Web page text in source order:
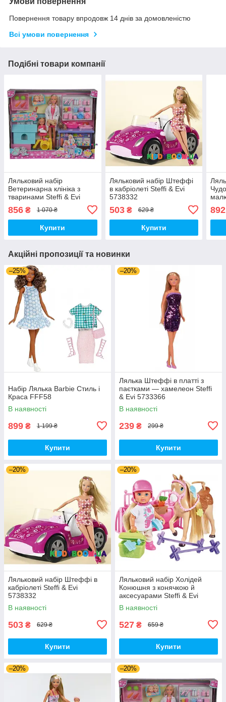
Повернення товару впродовж 14 днів за домовленістю
Всі умови повернення
Подібні товари компанії
Ляльковий набір
Ветеринарна клініка з
тваринами Steffi & Evi
856 ₴ 1 070 ₴
Купити
Ляльковий набір Штеффі
в кабріолеті Steffi & Evi
5738332
503₴ 629 ₴
Купити
892
Акційні пропозиції та новинки
–25%
Набір Лялька Barbie Стиль і
Краса FFF58
В наявності
899 ₴ 1 199 ₴
Купити
–20%
Лялька Штеффі в платті з
паєтками — хамелеон Steffi
& Evi 5733366
В наявності
239 ₴ 299 ₴
Купити
–20%
Ляльковий набір Штеффі в
кабріолеті Steffi & Evi
5738332
В наявності
503 ₴ 629 ₴
Купити
–20%
Ляльковий набір Холідей
Конюшня з конячкою й
аксесуарами Steffi & Evi
5733274
В наявності
527 ₴ 659 ₴
Купити
–20% –20%